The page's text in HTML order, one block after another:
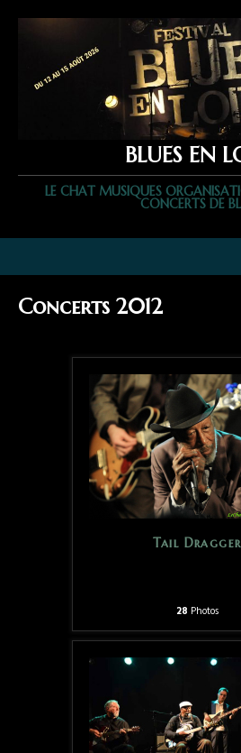
BLUES EN
LE CHAT MUSIQUES
CONCERTS DE
Concerts 2012
Tail Dragger
28 Photos